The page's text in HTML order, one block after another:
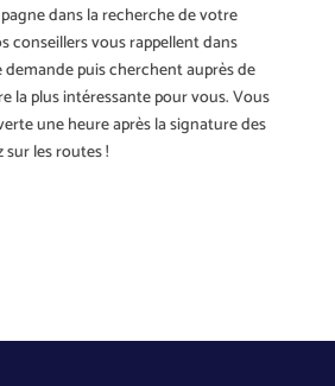
dans la recherche de votre
conseillers vous rappellent dans
demande puis cherchent auprès de
la plus intéressante pour vous. Vous
une heure après la signature des
les routes !